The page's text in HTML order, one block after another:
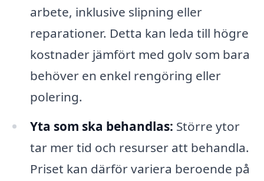
arbete, inklusive slipning eller
reparationer. Detta kan leda till högre
kostnader jämfört med golv som bara
behöver en enkel rengöring eller
polering.
Yta som ska behandlas: Större ytor
tar mer tid och resurser att behandla.
Priset kan därför variera beroende på